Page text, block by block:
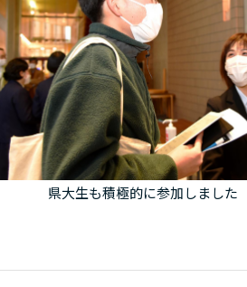
県大生も積極的に参加しました